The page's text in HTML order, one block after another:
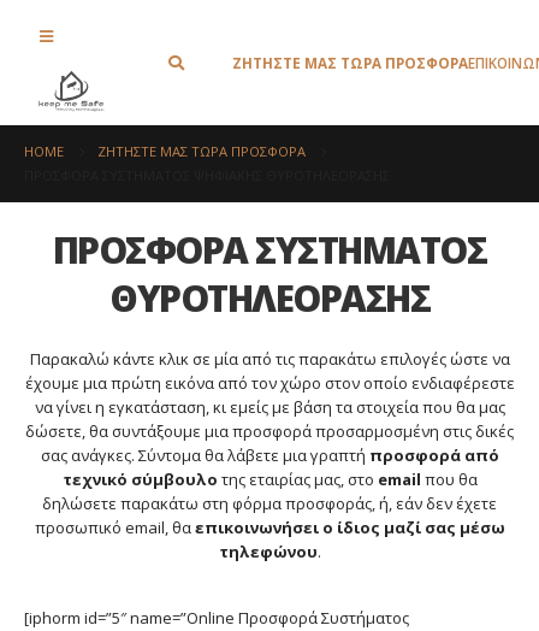
ΖΗΤΗΣΤΕ ΜΑΣ ΤΩΡΑ ΠΡΟΣΦΟΡΑ
HOME
ΖΗΤΗΣΤΕ ΜΑΣ ΤΩΡΑ ΠΡΟΣΦΟΡΑ
ΠΡΟΣΦΟΡΑ ΣΥΣΤΗΜΑΤΟΣ
ΘΥΡΟΤΗΛΕΟΡΑΣΗΣ
Παρακαλώ κάντε κλικ σε μία από τις παρακάτω επιλογές ώστε να
έχουμε μια πρώτη εικόνα από τον χώρο στον οποίο ενδιαφέρεστε
να γίνει η εγκατάσταση, κι εμείς με βάση τα στοιχεία που θα μας
δώσετε, θα συντάξουμε μια προσφορά προσαρμοσμένη στις δικές
σας ανάγκες. Σύντομα θα λάβετε μια γραπτή προσφορά από
τεχνικό σύμβουλο της εταιρίας μας, στο email που θα
δηλώσετε παρακάτω στη φόρμα προσφοράς, ή, εάν δεν έχετε
προσωπικό email, θαεπικοινωνήσει ο ίδιος μαζί σας μέσω
τηλεφώνου.
[iphorm id=”5″ name=”Online Προσφορά Συστήματος